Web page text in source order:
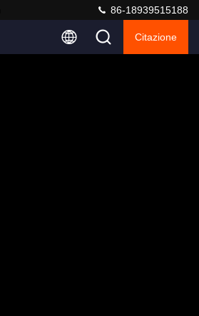
86-18939515188
Citazione